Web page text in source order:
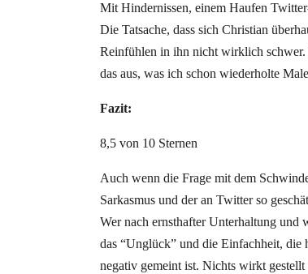
Mit Hindernissen, einem Haufen
Die Tatsache, dass sich Christian
Reinfühlen in ihn nicht wirklich
das aus, was ich schon wiederholte
Fazit:
8,5 von 10 Sternen
Auch wenn die Frage mit dem
Sarkasmus und der an Twitter so
Wer nach ernsthafter Unterhaltung und
das “Unglück” und die Einfachheit, die
negativ gemeint ist. Nichts wirkt